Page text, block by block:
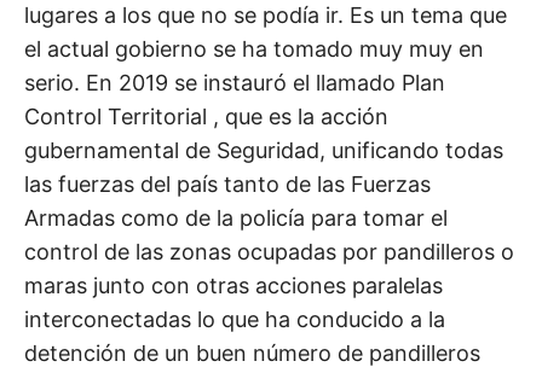
lugares a los que no se podía ir. Es un tema que
el actual gobierno se ha tomado muy muy en
serio. En 2019 se instauró el llamado Plan
Control Territorial , que es la acción
gubernamental de Seguridad, unificando todas
las fuerzas del país tanto de las Fuerzas
Armadas como de la policía para tomar el
control de las zonas ocupadas por pandilleros o
maras junto con otras acciones paralelas
interconectadas lo que ha conducido a la
detención de un buen número de pandilleros